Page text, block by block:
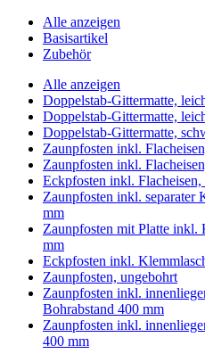
Alle anzeigen
Basisartikel
Zubehör
Alle anzeigen
Doppelstab-Gittermatte,
Doppelstab-Gittermatte,
Doppelstab-Gittermatte,
Zaunpfosten inkl.
Zaunpfosten inkl.
Eckpfosten inkl.
Zaunpfosten inkl. separater
mm
Zaunpfosten mit Platte inkl.
mm
Eckpfosten inkl.
Zaunpfosten, ungebohrt
Zaunpfosten inkl.
Bohrabstand 400 mm
Zaunpfosten inkl.
400 mm